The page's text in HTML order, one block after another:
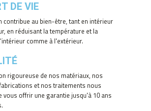
DE VIE
contribue au bien-être, tant en intérieur
en réduisant la température et la
comme à l'extérieur.
rigoureuse de nos matériaux, nos
et nos traitements nous
vous offrir une garantie jusqu'à 10 ans